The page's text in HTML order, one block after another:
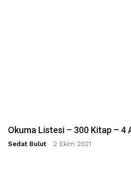
Okuma Listesi – 300 Kitap – 4
Sedat Bulut - 2 Ekim 2021